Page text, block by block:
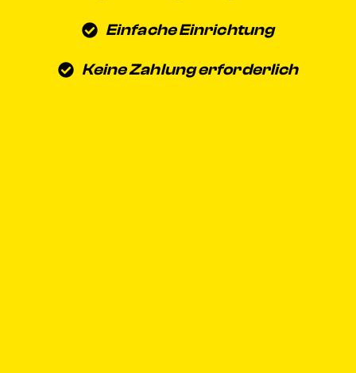
Einfache Einrichtung
Keine Zahlung erforderlich